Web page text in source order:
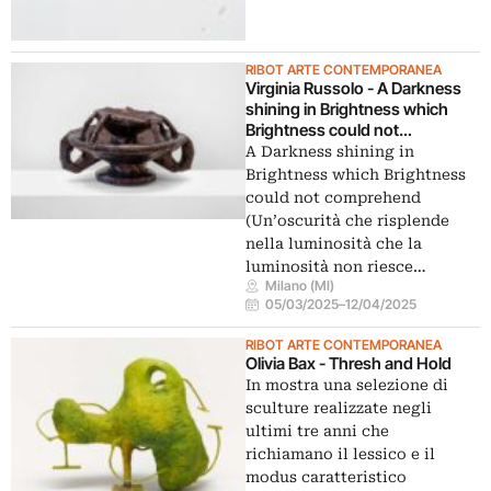
RIBOT ARTE CONTEMPORANEA
Virginia Russolo - A Darkness
shining in Brightness which
Brightness could not
comprehend
A Darkness shining in
Brightness which Brightness
could not comprehend
(Un’oscurità che risplende
nella luminosità che la
luminosità non riesce…
Milano (MI)
05/03/2025–12/04/2025
RIBOT ARTE CONTEMPORANEA
Olivia Bax - Thresh and Hold
In mostra una selezione di
sculture realizzate negli
ultimi tre anni che
richiamano il lessico e il
modus caratteristico